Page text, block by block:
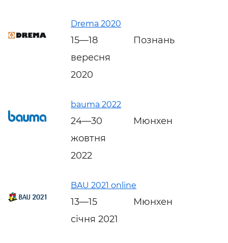
Drema 2020
15—18
вересня
2020
Познань
bauma 2022
24—30
жовтня
2022
Мюнхен
BAU 2021 online
13—15
січня 2021
Мюнхен